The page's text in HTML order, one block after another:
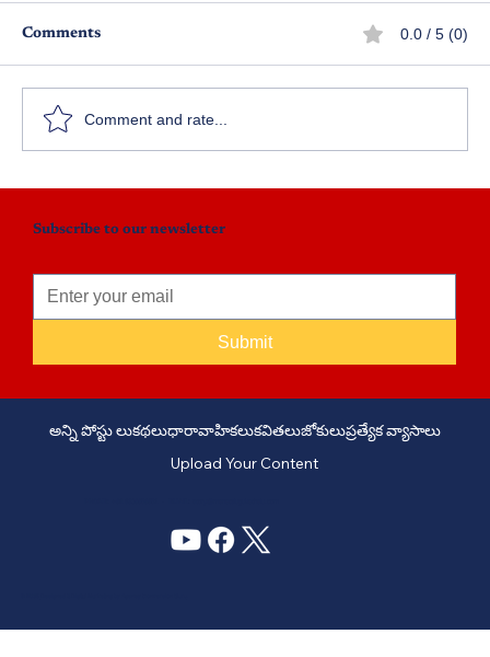
ఆ ఊరి చివర - పార్ట్ 1
Comments 0.0 / 5 (0)
Comment and rate...
Subscribe to our newsletter
Submit
అన్ని పోస్టు లుకథలుధారావాహికలుకవితలుజోకులుప్రత్యేక వ్యాసాలు
Upload Your Content